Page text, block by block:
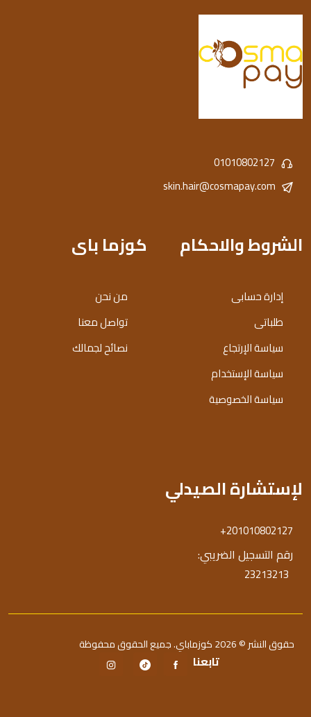
01010802127
skin.hair@cosmapay.com
الشروط والاحكام
إدارة حسابى
طلباتى
سياسة الإرتجاع
سياسة الإستخدام
سياسة الخصوصية
كوزما باى
من نحن
تواصل معنا
نصائح لجمالك
لإستشارة الصيدلي
+201010802127
رقم التسجيل الضريبي:
23213213
حقوق النشر © 2026 كوزماباي. جميع الحقوق محفوظة
تابعنا